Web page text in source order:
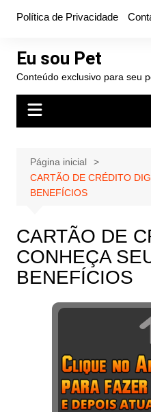
conteúdo
Política de Privacidade
Eu sou Pet
Conteúdo exclusivo para seu
Página inicial
CARTÃO DE CRÉDITO
BENEFÍCIOS
CARTÃO DE
CONHEÇA
BENEFÍCIOS